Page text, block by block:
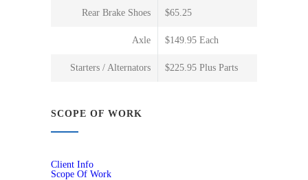
Rear Brake Shoes $65.25
Axle $149.95 Each
Starters / Alternators $225.95 Plus Parts
SCOPE OF WORK
Client Info
Scope Of Work